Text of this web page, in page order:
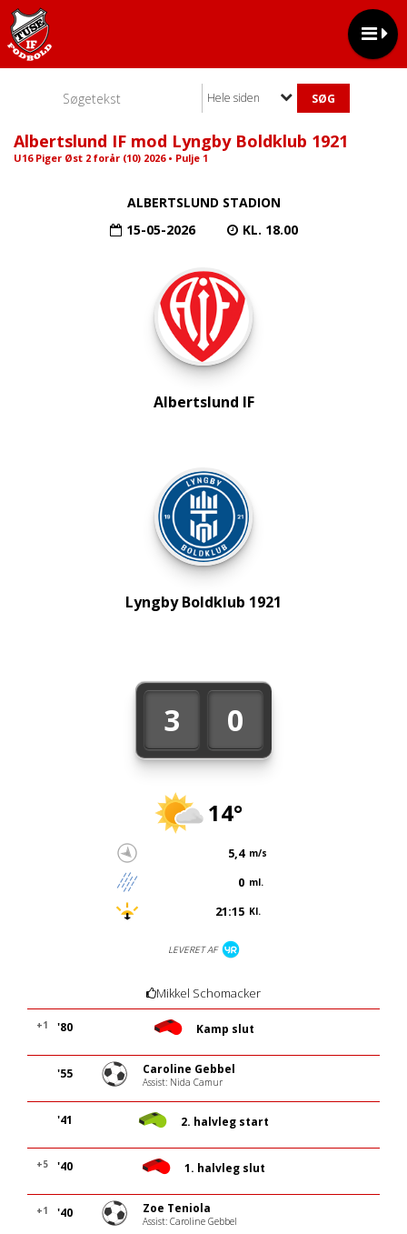
Hele siden
Albertslund IF mod Lyngby Boldklub 1921
U16 Piger Øst 2 forår (10) 2026 • Pulje 1
ALBERTSLUND STADION
15-05-2026
KL. 18.00
Albertslund IF
3 0
14°
5,4 m/s
0 ml.
21:15 Kl.
LEVERET AF
Lyngby Boldklub 1921
Mikkel Schomacker
'80
+1 Kamp slut
'55 Caroline Gebbel
Assist: Nida Camur
'41 2. halvleg start
'40
+5 1. halvleg slut
'40
+1 Zoe Teniola
Assist: Caroline Gebbel